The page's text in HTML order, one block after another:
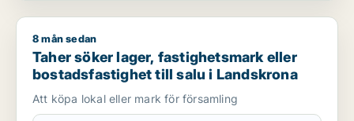
Taher söker lager, fastighetsmark eller bostadsfastighet till
8 mån sedan
Taher söker lager, fastighetsmark eller
bostadsfastighet till salu i Landskrona
Att köpa lokal eller mark för församling